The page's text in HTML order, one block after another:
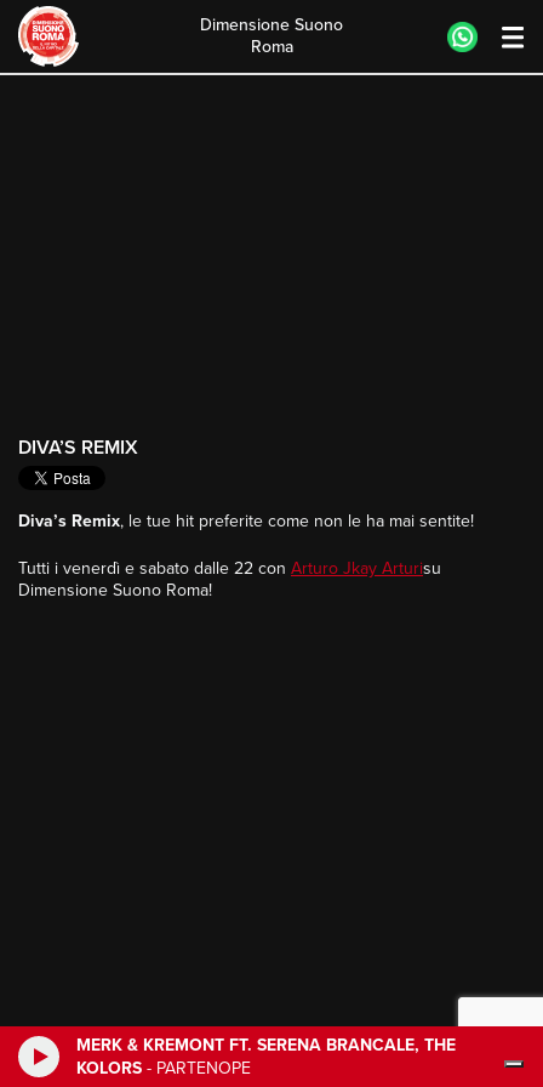
MERK & KREMONT FT. SERENA BRANCALE, THE
KOLORS - PARTENOPE
Dimensione Suono
Roma
DIVA’S REMIX
Diva’s Remix, le tue hit preferite come non le ha mai sentite!
Tutti i venerdì e sabato dalle 22 con Arturo Jkay Arturisu
Dimensione Suono Roma!